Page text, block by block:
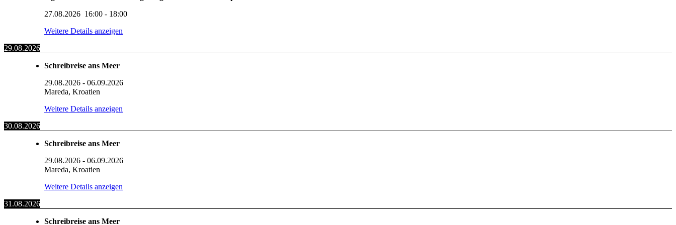
27.08.2026 16:00 - 18:00
Weitere Details anzeigen
29.08.2026
Schreibreise ans Meer
29.08.2026 - 06.09.2026
Mareda, Kroatien
Weitere Details anzeigen
30.08.2026
Schreibreise ans Meer
29.08.2026 - 06.09.2026
Mareda, Kroatien
Weitere Details anzeigen
31.08.2026
Schreibreise ans Meer